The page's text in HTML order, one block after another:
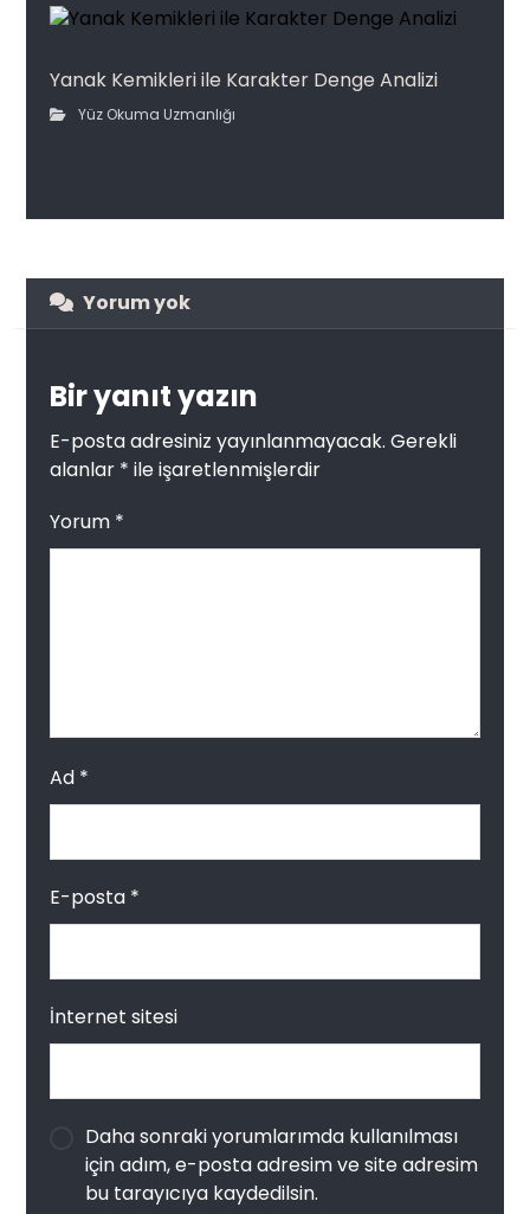
Yanak Kemikleri ile Karakter Denge Analizi
Yüz Okuma Uzmanlığı
Yorum yok
Bir yanıt yazın
E-posta adresiniz yayınlanmayacak. Gerekli
alanlar * ile işaretlenmişlerdir
Yorum *
Ad *
E-posta *
İnternet sitesi
Daha sonraki yorumlarımda kullanılması
için adım, e-posta adresim ve site adresim
bu tarayıcıya kaydedilsin.